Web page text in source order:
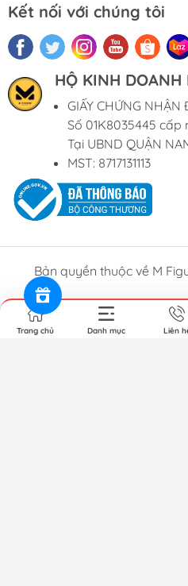
Kết nối với chúng tôi
HỘ KINH DOANH
GIẤY CHỨNG
Số 01K8035445
Tại UBND QUẬN
MST: 8717131113
Bản quyền thuộc về M
Trang chủ Danh mục Liên